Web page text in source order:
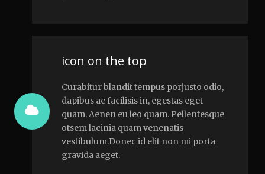
icon on the top
Curabitur blandit tempus porjusto odio,
dapibus ac facilisis in, egestas eget
quam. Aenen eu leo quam. Pellentesque
otsem lacinia quam venenatis
vestibulum.Donec id elit non mi porta
gravida aeget.